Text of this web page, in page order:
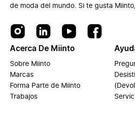
de moda del mundo. Si te gusta
Acerca De Miinto
Sobre Miinto
Marcas
Forma Parte de Miinto
Trabajos